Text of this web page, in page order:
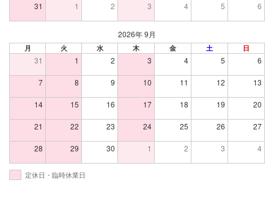
31 1 2 3 4 5 6
2026年 9月
月 火 水 木 金 土 日
31 1 2 3 4 5 6
7 8 9 10 11 12 13
14 15 16 17 18 19 20
21 22 23 24 25 26 27
28 29 30 1 2 3 4
定休日・臨時休業日